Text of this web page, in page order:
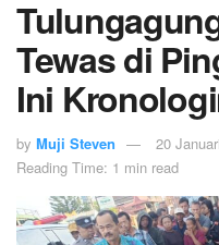
Tewas di
Ini
by Muji Steven
20
Reading Time: 1 min read